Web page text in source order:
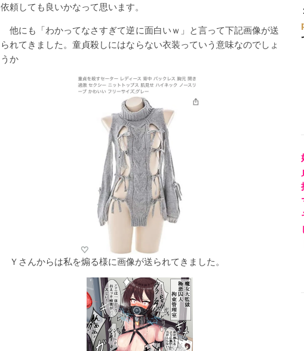
依頼しても良いかなって思います。
他にも「わかってなさすぎて逆に面白いｗ」と言って下記画像が送
られてきました。童貞殺しにはならない衣装っていう意味なのでしょ
うか
Ｙさんからは私を煽る様に画像が送られてきました。